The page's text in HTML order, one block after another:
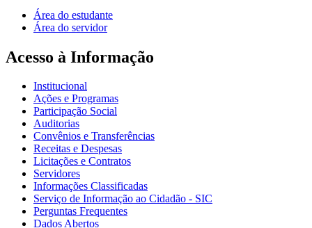
Área do estudante
Área do servidor
Acesso à Informação
Institucional
Ações e Programas
Participação Social
Auditorias
Convênios e Transferências
Receitas e Despesas
Licitações e Contratos
Servidores
Informações Classificadas
Serviço de Informação ao Cidadão - SIC
Perguntas Frequentes
Dados Abertos